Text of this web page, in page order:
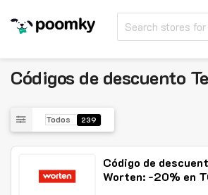
Códigos de descuento
Todos 239
Código de
Worten: -20% en